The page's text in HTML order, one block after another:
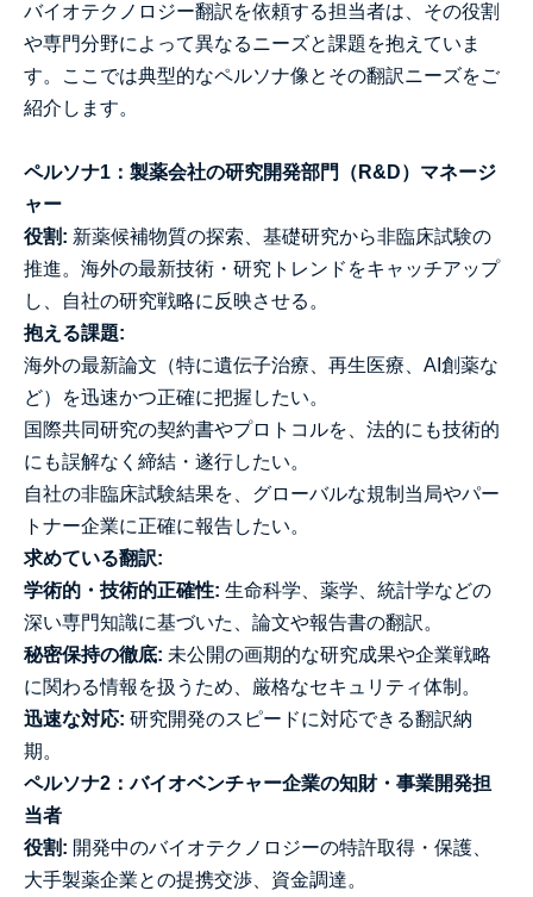
バイオテクノロジー翻訳を依頼する担当者は、その役割
や専門分野によって異なるニーズと課題を抱えていま
す。ここでは典型的なペルソナ像とその翻訳ニーズをご
紹介します。
ペルソナ1：製薬会社の研究開発部門（R&D）マネージ
ャー
役割: 新薬候補物質の探索、基礎研究から非臨床試験の
推進。海外の最新技術・研究トレンドをキャッチアップ
し、自社の研究戦略に反映させる。
抱える課題:
海外の最新論文（特に遺伝子治療、再生医療、AI創薬な
ど）を迅速かつ正確に把握したい。
国際共同研究の契約書やプロトコルを、法的にも技術的
にも誤解なく締結・遂行したい。
自社の非臨床試験結果を、グローバルな規制当局やパー
トナー企業に正確に報告したい。
求めている翻訳:
学術的・技術的正確性: 生命科学、薬学、統計学などの
深い専門知識に基づいた、論文や報告書の翻訳。
秘密保持の徹底: 未公開の画期的な研究成果や企業戦略
に関わる情報を扱うため、厳格なセキュリティ体制。
迅速な対応: 研究開発のスピードに対応できる翻訳納
期。
ペルソナ2：バイオベンチャー企業の知財・事業開発担
当者
役割: 開発中のバイオテクノロジーの特許取得・保護、
大手製薬企業との提携交渉、資金調達。